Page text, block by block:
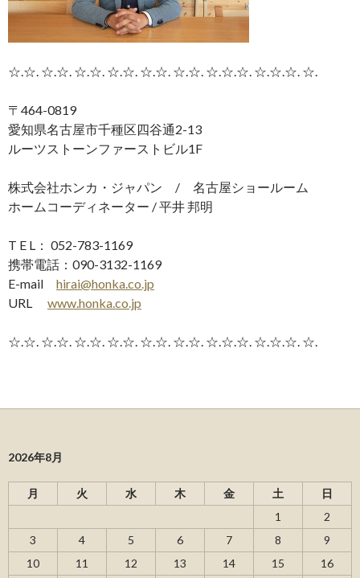
☆.☆. ☆.☆. ☆.☆. ☆.☆. ☆.☆. ☆.☆. ☆.☆.☆. ☆.☆.☆. ☆.
〒464-0819
愛知県名古屋市千種区四谷通2-13
ルーツストーンファーストビル1F
株式会社ホンカ・ジャパン / 名古屋ショールーム
ホームコーディネーター / 平井 邦明
T E L： 052-783-1169
携帯電話：090-3132-1169
E-mail hirai@honka.co.jp
URL www.honka.co.jp
☆.☆. ☆.☆. ☆.☆. ☆.☆. ☆.☆. ☆.☆. ☆.☆.☆. ☆.☆.☆. ☆.
2026年8月
月 火 水 木 金 土
日
1
2
3
4 5 6 7 8
9
10
11 12 13 14 15
16